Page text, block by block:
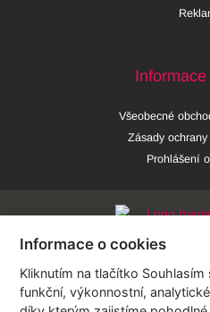
Všeobecné
Zásady
Prohlášení
Informace o cookies
Kliknutím na tlačítko
funkční, výkonnostní,